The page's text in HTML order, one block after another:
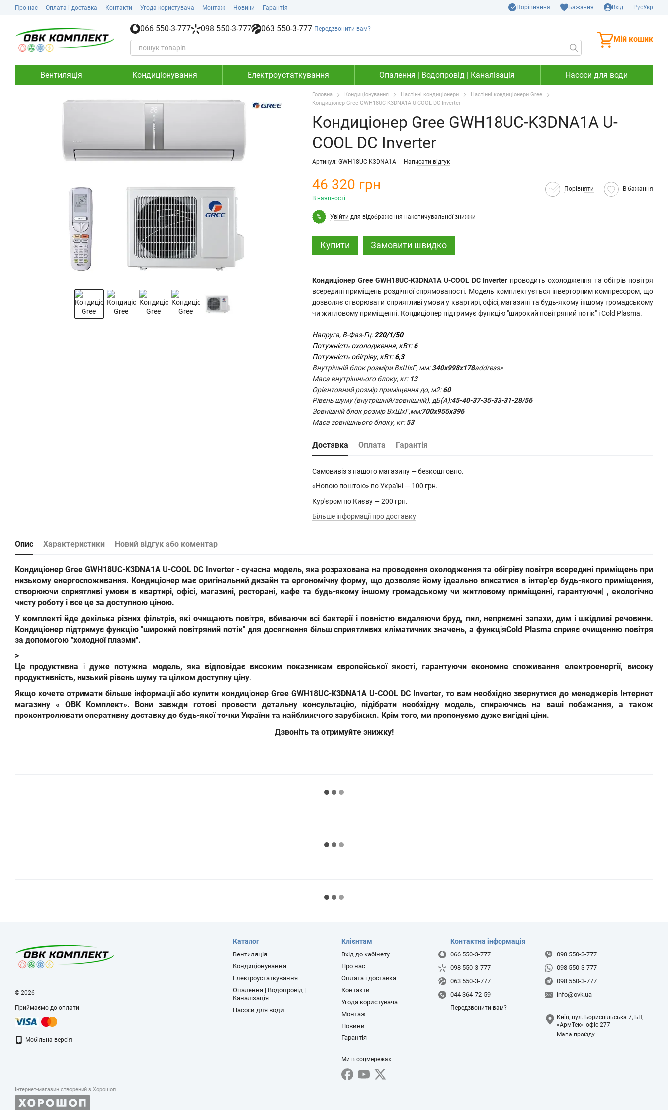
Перейти до основного контенту
Про нас Оплата і доставка Контакти Угода користувача Монтаж Новини Гарантія Порівняння Бажання Вхід РусУкр
066 550-3-777 098 550-3-777 063 550-3-777 Передзвонити вам?
Мій кошик
Вентиляція Кондиціонування Електроустаткування Опалення | Водопровід | Каналізація Насоси для води
Головна Кондиціонування Настінні кондиціонери
Настінні кондиціонери Gree
Кондиціонер Gree GWH18UC-K3DNA1A U-COOL DC Inverter
Кондиціонер Gree GWH18UC-K3DNA1A U-
COOL DC Inverter
Артикул: GWH18UC-K3DNA1A Написати відгук
46 320 грн
В наявності
Порівняти В бажання
% Увійти для відображення накопичувальної знижки
Купити Замовити швидко
Кондиціонер Gree GWH18UC-K3DNA1A U-COOL DC Inverter проводить охолодження та обігрів повітря
всередині приміщень роздічної спрямованості. Модель комплектується інверторним компресором, що
дозволяє створювати сприятливі умови у квартирі, офісі, магазині та будь-якому іншому громадському
чи житловому приміщенні. Кондиціонер підтримує функцію "широкий повітряний потік" іCold Plasma.
Напруга, В-Фаз-Гц:220/1/50
Потужність охолодження, кВт:6
Потужність обігріву, кВт:6,3
Внутрішній блок розміри ВхШхГ, мм: 340х998х178address>
Маса внутрішнього блоку, кг:13
Орієнтовний розмір приміщення до, м2:60
Рівень шуму (внутрішній/зовнішній), дБ(А):45-40-37-35-33-31-28/56
Зовнішній блок розмір ВхШхГ,мм:700х955х396
Маса зовнішнього блоку, кг:53
Доставка Оплата Гарантія
Самовивіз з нашого магазину — безкоштовно.
«Новою поштою» по Україні — 100 грн.
Кур'єром по Києву — 200 грн.
Більше інформації про доставку
Опис Характеристики Новий відгук або коментар
Кондиціонер Gree GWH18UC-K3DNA1A U-COOL DC Inverter -сучасна модель, яка розрахована на проведення охолодження та обігріву повітря всередині приміщень при
низькому енергоспоживання. Кондиціонер має оригінальний дизайн та ергономічну форму, що дозволяє йому ідеально вписатися в інтер'єр будь-якого приміщення,
створюючи сприятливі умови в квартирі, офісі, магазині, ресторані, кафе та будь-якому іншому громадському чи житловому приміщенні, гарантуючи| , екологічно
чисту роботу і все це за доступною ціною.
У комплекті йде декілька різних фільтрів, які очищають повітря, вбиваючи всі бактерії і повністю видаляючи бруд, пил, неприємні запахи, дим і шкідливі речовини.
Кондиціонер підтримує функцію "широкий повітряний потік" для досягнення більш сприятливих кліматичних значень, а функціяCold Plasma сприяє очищенню повітря
за допомогою "холодної плазми".
>
Це продуктивна і дуже потужна модель, яка відповідає високим показникам європейської якості, гарантуючи економне споживання електроенергії, високу
продуктивність, низький рівень шуму та цілком доступну ціну.
Якщо хочете отримати більше інформації або купити кондиціонер Gree GWH18UC-K3DNA1A U-COOL DC Inverter, то вам необхідно звернутися до менеджерів Інтернет
магазину « ОВК Комплект». Вони завжди готові провести детальну консультацію, підібрати необхідну модель, спираючись на ваші побажання, а також
проконтролювати оперативну доставку до будь-якої точки України та найближчого зарубіжжя. Крім того, ми пропонуємо дуже вигідні ціни.
Дзвоніть та отримуйте знижку!
© 2026
Приймаємо до оплати
Мобільна версія
Інтернет-магазин створений з Хорошоп
Каталог
Вентиляція
Кондиціонування
Електроустаткування
Опалення | Водопровід |
Каналізація
Насоси для води
Клієнтам
Вхід до кабінету
Про нас
Оплата і доставка
Контакти
Угода користувача
Монтаж
Новини
Гарантія
Ми в соцмережах
Контактна інформація
066 550-3-777
098 550-3-777
063 550-3-777
044 364-72-59
Передзвонити вам?
098 550-3-777
098 550-3-777
098 550-3-777
info@ovk.ua
Київ, вул. Бориспільська 7, БЦ
«АрмТек», офіс 277
Мапа проїзду